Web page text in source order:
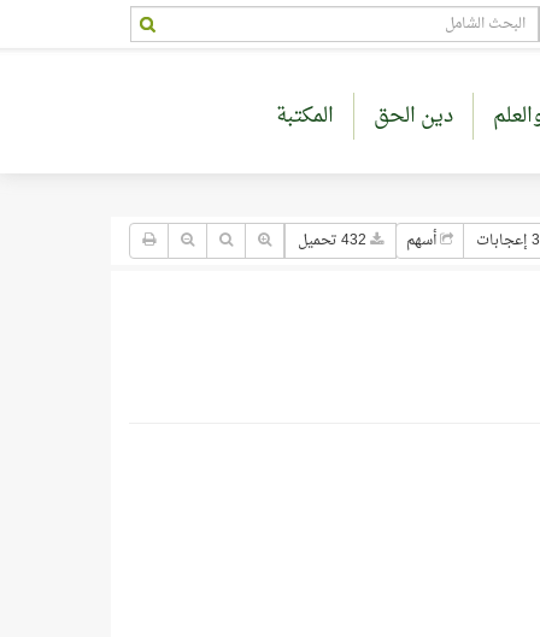
دين الحق المكتبة
أسهم